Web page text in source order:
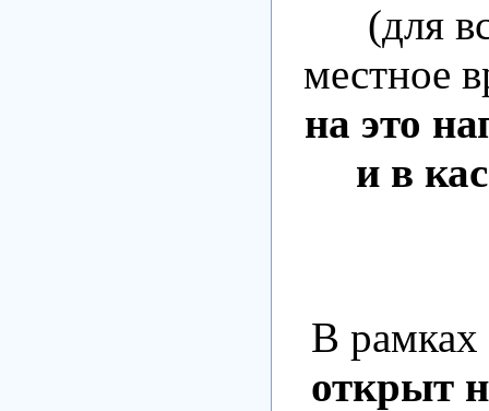
(для
местное
на это
и в
В рамках
открыт